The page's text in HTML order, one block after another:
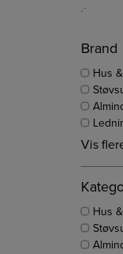
,-
Brand
Hus
Vis
Hus